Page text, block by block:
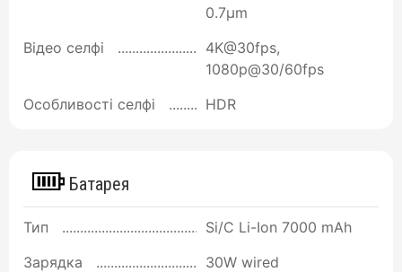
0.7µm
Відео селфі
4K@30fps,
1080p@30/60fps
Особливості селфі
HDR
Батарея
Тип
Si/C Li-Ion 7000 mAh
Зарядка
30W wired